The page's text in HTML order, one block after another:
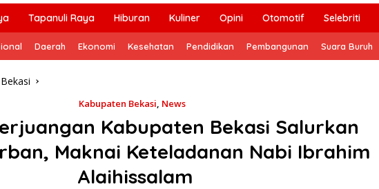
Tapanuli Raya Hiburan Kuliner Opini Otomotif Selebriti
Daerah Ekonomi Kesehatan Pendidikan Pembangunan Suara Buruh
Kabupaten Bekasi, News
Kabupaten Bekasi Salurkan
Maknai Keteladanan Nabi Ibrahim
Alaihissalam